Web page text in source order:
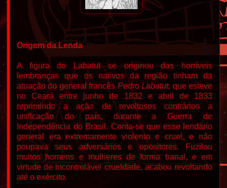
Origem da Lenda
A figura do Labatut se originou das horríveis
lembranças que os nativos da região tinham da
atuação do general francês Pedro Labatut, que esteve
no Ceará entre junho de 1832 e abril de 1833
reprimindo a ação de revoltosos contrários a
unificação do país, durante a Guerra de
Independência do Brasil. Conta-se que esse lendário
general era extremamente violento e cruel, e não
poupava seus adversários e opositores. Fuzilou
muitos homens e mulheres de forma banal, e em
virtude de incontrolável crueldade, acabou revoltando
até o exército.